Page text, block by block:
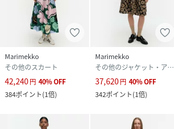
Marimekko
その他のスカート
42,240円 40%OFF
384ポイント(1倍)
Marimekko
その他のジャケット・アウター
37,620円 40%OFF
342ポイント(1倍)